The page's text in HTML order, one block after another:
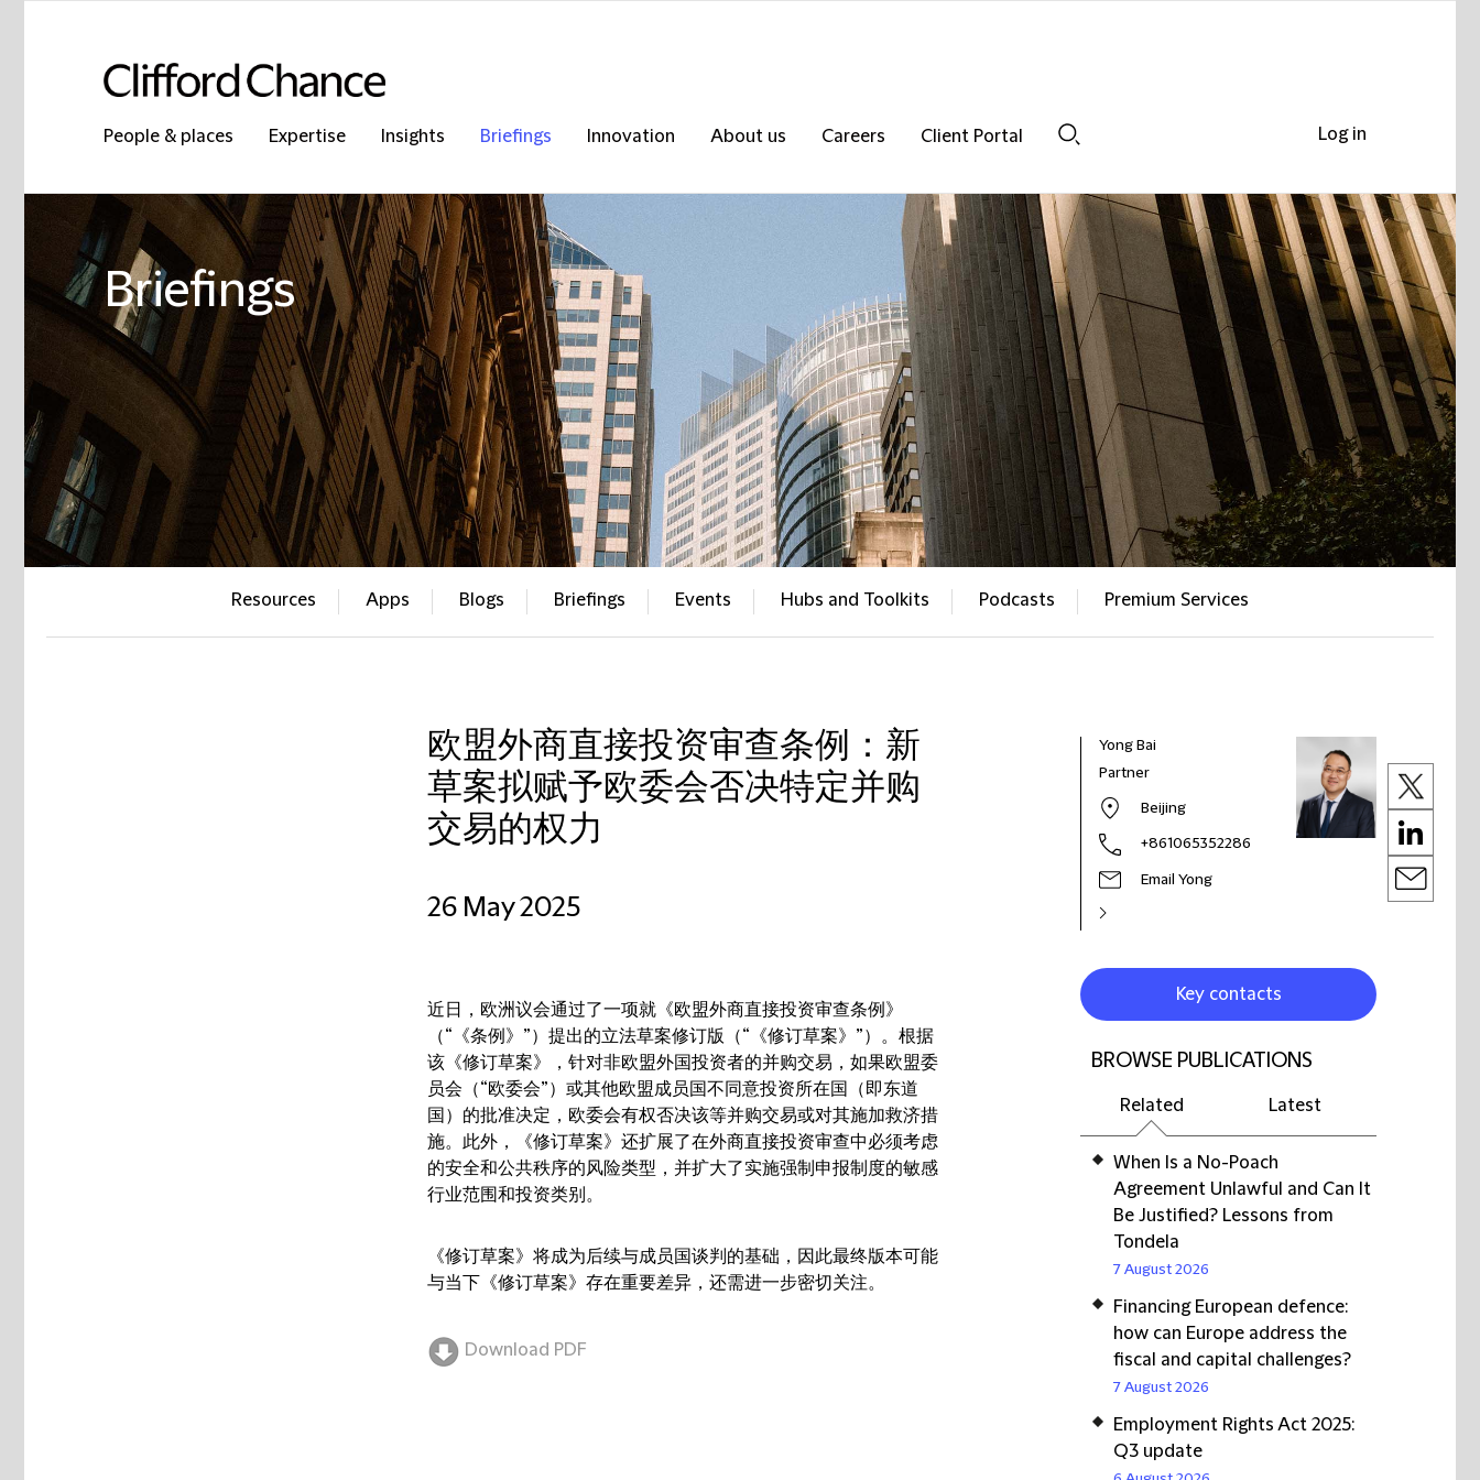
People & places Expertise Insights Briefings Innovation About us Careers
Client Portal
Briefings
Resources Apps Blogs Briefings Events Hubs and Toolkits Podcasts Premium Services
欧盟外商直接投资审查条例：新
草案拟赋予欧委会否决特定并购
交易的权力
26 May 2025
近日，欧洲议会通过了一项就《欧盟外商直接投资审查条例》
（“《条例》”）提出的立法草案修订版（“《修订草案》”）。根据
该《修订草案》，针对非欧盟外国投资者的并购交易，如果欧盟委
员会（“欧委会”）或其他欧盟成员国不同意投资所在国（即东道
国）的批准决定，欧委会有权否决该等并购交易或对其施加救济措
施。此外，《修订草案》还扩展了在外商直接投资审查中必须考虑
的安全和公共秩序的风险类型，并扩大了实施强制申报制度的敏感
行业范围和投资类别。
《修订草案》将成为后续与成员国谈判的基础，因此最终版本可能
与当下《修订草案》存在重要差异，还需进一步密切关注。
Download PDF
Yong Bai
Partner
Beijing
+861065352286
Email Yong
Key contacts
BROWSE PUBLICATIONS
Related Latest
When Is a No-Poach
Agreement Unlawful and Can It
Be Justified? Lessons from
Tondela
7 August 2026
Financing European defence:
how can Europe address the
fiscal and capital challenges?
7 August 2026
Employment Rights Act 2025:
Q3 update
Log in